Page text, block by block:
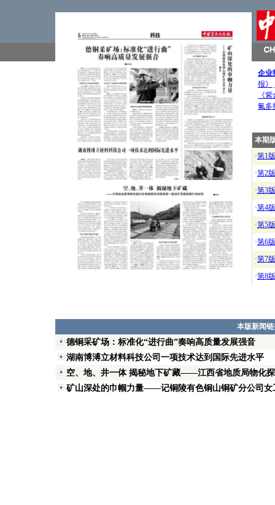
企业
报》
《
氟多
本期
·第1版
·第2版
·第3版
·第4版
·第5版
·第6版
·第7版
·第8版
本版新闻
德铜采矿场：标准化“进行曲”奏响高质量发展强音
湖南博溥立材料科技公司一项技术达到国际先进水平
空、地、井一体 揭秘地下矿藏——江西省地质局物化
矿山深处的巾帼力量——记铜陵有色铜山铜矿分公司女